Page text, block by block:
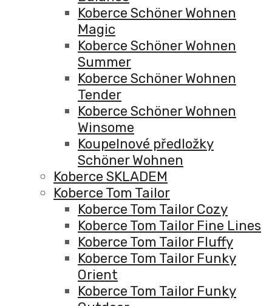
Koberce Schöner Wohnen
Magic
Koberce Schöner Wohnen
Summer
Koberce Schöner Wohnen
Tender
Koberce Schöner Wohnen
Winsome
Koupelnové předložky
Schöner Wohnen
Koberce SKLADEM
Koberce Tom Tailor
Koberce Tom Tailor Cozy
Koberce Tom Tailor Fine Lines
Koberce Tom Tailor Fluffy
Koberce Tom Tailor Funky
Orient
Koberce Tom Tailor Funky